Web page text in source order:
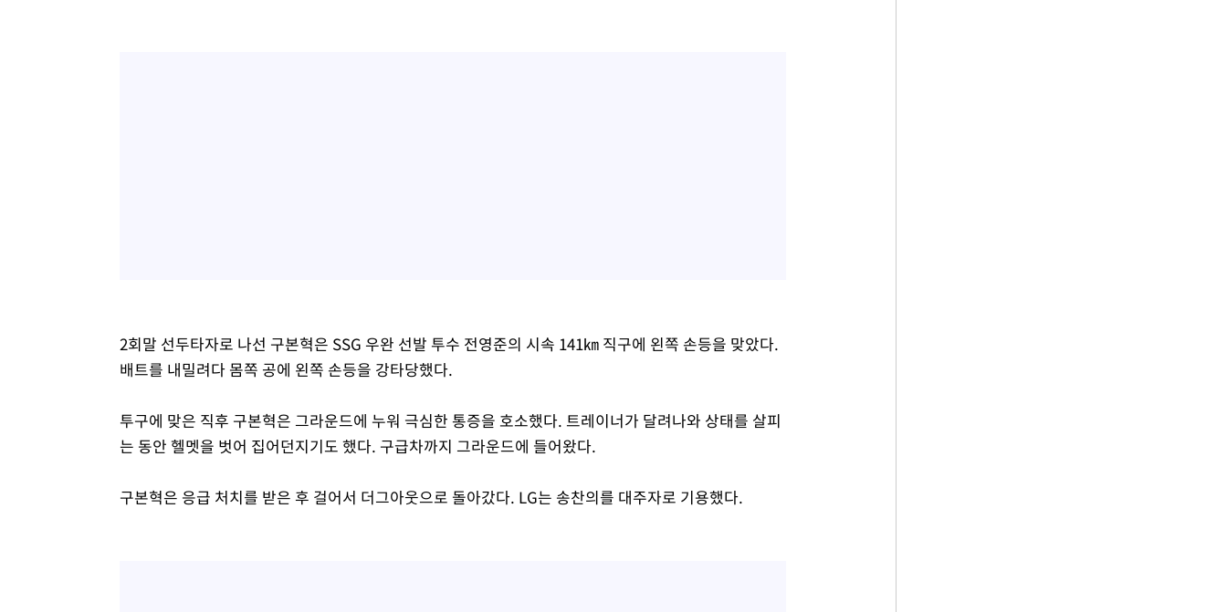
2회말 선두타자로 나선 구본혁은 SSG 우완 선발 투수 전영준의 시속 141㎞ 직구에 왼쪽 손등을 맞았다.
배트를 내밀려다 몸쪽 공에 왼쪽 손등을 강타당했다.
투구에 맞은 직후 구본혁은 그라운드에 누워 극심한 통증을 호소했다. 트레이너가 달려나와 상태를 살피
는 동안 헬멧을 벗어 집어던지기도 했다. 구급차까지 그라운드에 들어왔다.
구본혁은 응급 처치를 받은 후 걸어서 더그아웃으로 돌아갔다. LG는 송찬의를 대주자로 기용했다.